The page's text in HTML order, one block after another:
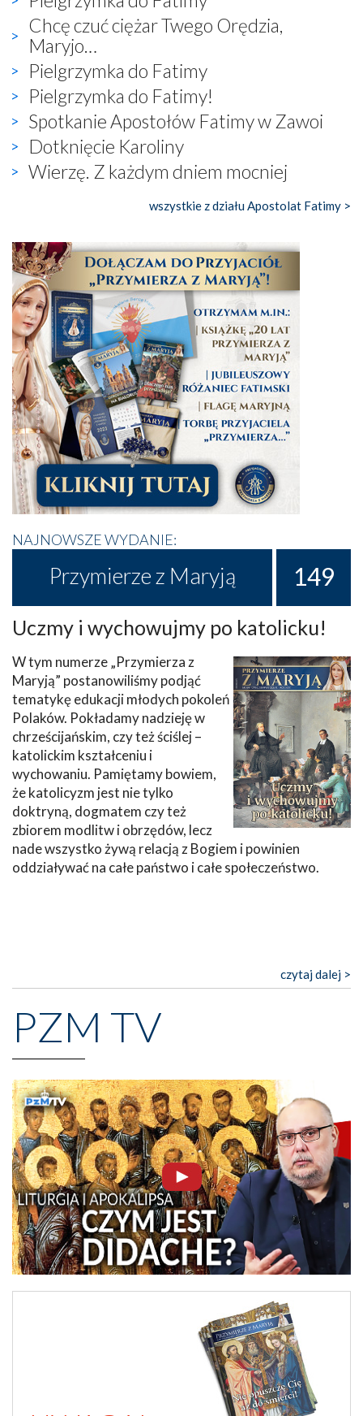
Chcę czuć ciężar Twego Orędzia,
Maryjo…
Pielgrzymka do Fatimy
Pielgrzymka do Fatimy!
Spotkanie Apostołów Fatimy w Zawoi
Dotknięcie Karoliny
Wierzę. Z każdym dniem mocniej
wszystkie z działu Apostolat Fatimy >
NAJNOWSZE WYDANIE:
Przymierze z Maryją 149
Uczmy i wychowujmy po katolicku!
W tym numerze „Przymierza z
Maryją” postanowiliśmy podjąć
tematykę edukacji młodych pokoleń
Polaków. Pokładamy nadzieję w
chrześcijańskim, czy też ściślej –
katolickim kształceniu i
wychowaniu. Pamiętamy bowiem,
że katolicyzm jest nie tylko
doktryną, dogmatem czy też
zbiorem modlitw i obrzędów, lecz
nade wszystko żywą relacją z Bogiem i powinien
oddziaływać na całe państwo i całe społeczeństwo.
czytaj dalej >
PZM TV